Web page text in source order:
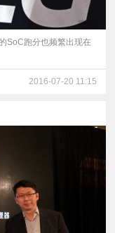
SoC跑分也频繁出现在
2016-07-20 11:15